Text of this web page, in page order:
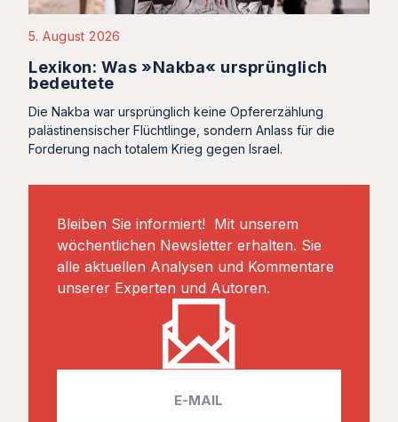
5. August 2026
Lexikon: Was »Nakba« ursprünglich
bedeutete
Die Nakba war ursprünglich keine Opfererzählung
palästinensischer Flüchtlinge, sondern Anlass für die
Forderung nach totalem Krieg gegen Israel.
Bleiben Sie informiert! Mit unserem
wöchentlichen Newsletter erhalten. Sie
alle aktuellen Analysen und Kommentare
unserer Experten und Autoren.